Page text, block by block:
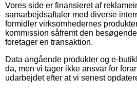
Vores side er finansieret af
samarbejdsaftaler med diverse
formidler virksomhedernes
kommission såfremt den
foretager en transaktion.
Data angående produkter og e-
da, men vi tager ikke ansvar for
udarbejdet efter at vi senest